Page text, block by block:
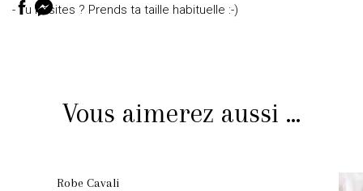
- Tu hésites ? Prends ta taille habituelle :-)
Vous aimerez aussi ...
Robe Cavali